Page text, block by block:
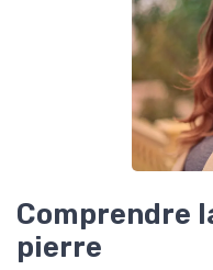
Comprendre
pierre